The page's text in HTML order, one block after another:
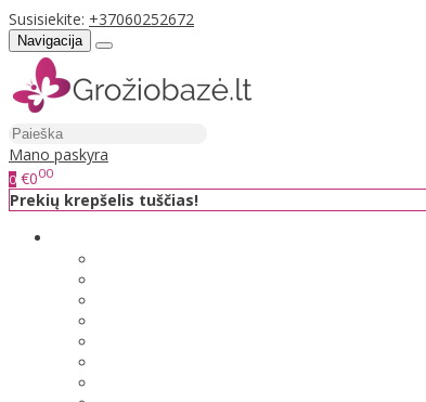
Susisiekite: +37060252672
Navigacija
Mano paskyra
0 €000
Prekių krepšelis tuščias!